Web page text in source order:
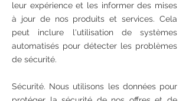
leur expérience et les informer des mises
à jour de nos produits et services. Cela
peut inclure l'utilisation de systèmes
automatisés pour détecter les problèmes
de sécurité.
Sécurité. Nous utilisons les données pour